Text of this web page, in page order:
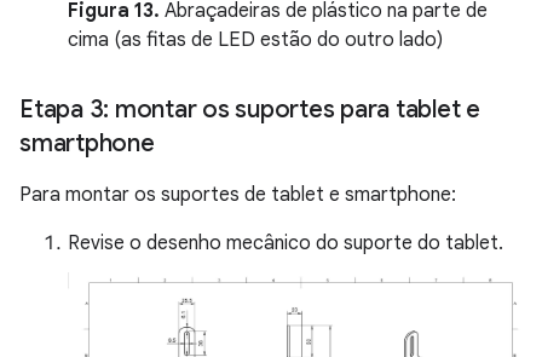
Figura 13. Abraçadeiras de plástico na parte de
cima (as fitas de LED estão do outro lado)
Etapa 3: montar os suportes para tablet e
smartphone
Para montar os suportes de tablet e smartphone:
Revise o desenho mecânico do suporte do tablet.